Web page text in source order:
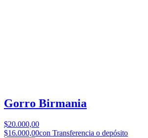
Gorro Birmania
$20.000,00
$16.000,00con Transferencia o depósito